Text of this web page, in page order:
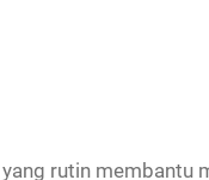
rutin membantu